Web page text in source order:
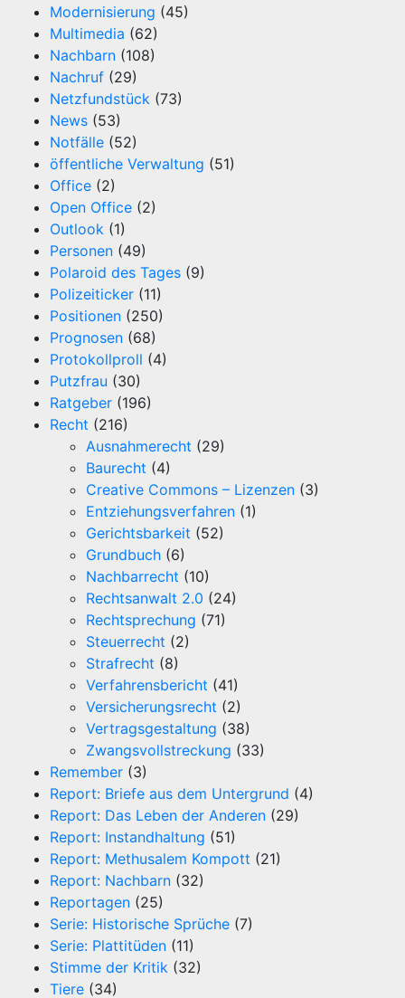
Modernisierung (45)
Multimedia (62)
Nachbarn (108)
Nachruf (29)
Netzfundstück (73)
News (53)
Notfälle (52)
öffentliche Verwaltung (51)
Office (2)
Open Office (2)
Outlook (1)
Personen (49)
Polaroid des Tages (9)
Polizeiticker (11)
Positionen (250)
Prognosen (68)
Protokollproll (4)
Putzfrau (30)
Ratgeber (196)
Recht (216)
Ausnahmerecht (29)
Baurecht (4)
Creative Commons – Lizenzen (3)
Entziehungsverfahren (1)
Gerichtsbarkeit (52)
Grundbuch (6)
Nachbarrecht (10)
Rechtsanwalt 2.0 (24)
Rechtsprechung (71)
Steuerrecht (2)
Strafrecht (8)
Verfahrensbericht (41)
Versicherungsrecht (2)
Vertragsgestaltung (38)
Zwangsvollstreckung (33)
Remember (3)
Report: Briefe aus dem Untergrund (4)
Report: Das Leben der Anderen (29)
Report: Instandhaltung (51)
Report: Methusalem Kompott (21)
Report: Nachbarn (32)
Reportagen (25)
Serie: Historische Sprüche (7)
Serie: Plattitüden (11)
Stimme der Kritik (32)
Tiere (34)